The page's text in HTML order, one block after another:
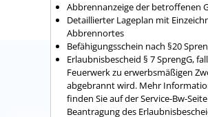
Abbrennanzeige der betroffenen
Detaillierter Lageplan mit
Abbrennortes
Befähigungsschein nach §20
Erlaubnisbescheid § 7 SprengG,
Feuerwerk zu erwerbsmäßigen
abgebrannt wird. Mehr
finden Sie auf der Service-Bw-
Beantragung des